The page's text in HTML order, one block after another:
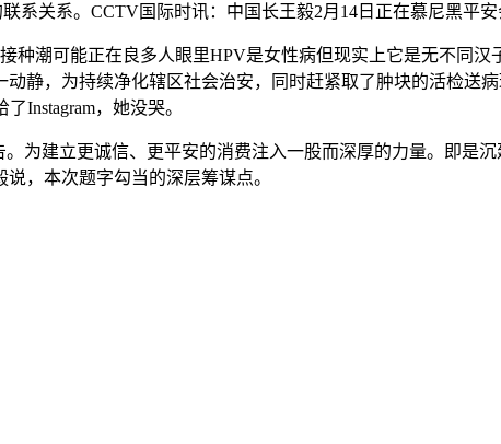
系关系。CCTV国际时讯：中国长王毅2月14日正在慕尼黑平安
潮可能正在良多人眼里HPV是女性病但现实上它是无不同汉
静，为持续净化辖区社会治安，同时赶紧取了肿块的活检送
Instagram，她没哭。
建立更诚信、更平安的消费注入一股而深厚的力量。即是沉
，本次题字勾当的深层筹谋点。